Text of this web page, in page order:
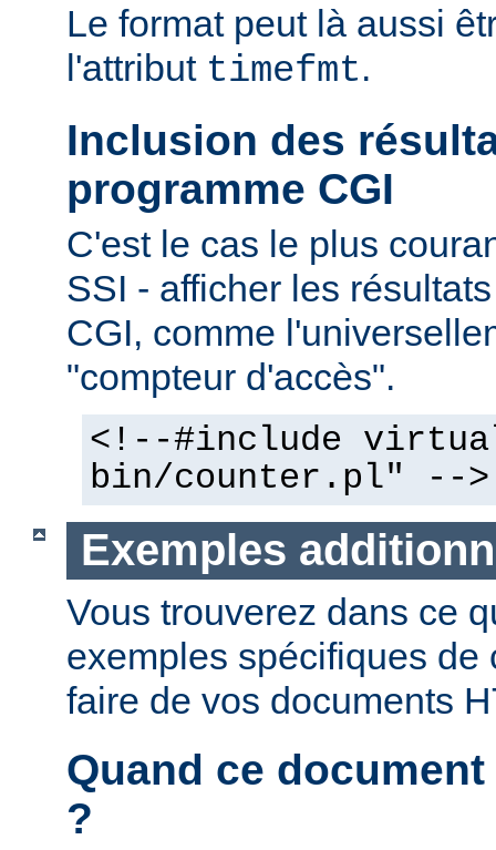
Le format peut là aussi
l'attribut timefmt.
Inclusion des
programme CGI
C'est le cas le plus
SSI - afficher les
CGI, comme
"compteur d'accès".
<!--#include
bin/counter.pl" -->
Exemples
Vous trouverez dans ce
exemples spécifiques de
faire de vos documents
Quand ce
?